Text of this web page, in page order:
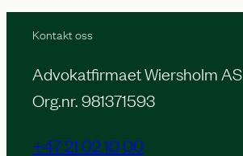
Kontakt oss
Advokatfirmaet Wiersholm AS
Org.nr. 981371593
+47 21 02 10 00